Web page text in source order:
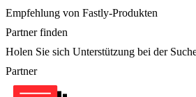
Empfehlung von Fastly-Produkten
Partner finden
Holen Sie sich Unterstützung bei der
Partner